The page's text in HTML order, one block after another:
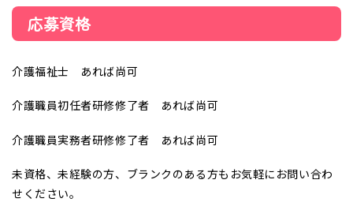
応募資格
介護福祉士 あれば尚可
介護職員初任者研修修了者 あれば尚可
介護職員実務者研修修了者 あれば尚可
未資格、未経験の方、ブランクのある方もお気軽にお問い合わ
せください。